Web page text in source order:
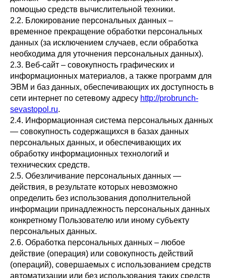
помощью средств вычислительной техники.
2.2. Блокирование персональных данных –
временное прекращение обработки персональных
данных (за исключением случаев, если обработка
необходима для уточнения персональных данных).
2.3. Веб-сайт – совокупность графических и
информационных материалов, а также программ для
ЭВМ и баз данных, обеспечивающих их доступность в
сети интернет по сетевому адресу http://probrunch-
sevastopol.ru.
2.4. Информационная система персональных данных
— совокупность содержащихся в базах данных
персональных данных, и обеспечивающих их
обработку информационных технологий и
технических средств.
2.5. Обезличивание персональных данных —
действия, в результате которых невозможно
определить без использования дополнительной
информации принадлежность персональных данных
конкретному Пользователю или иному субъекту
персональных данных.
2.6. Обработка персональных данных – любое
действие (операция) или совокупность действий
(операций), совершаемых с использованием средств
автоматизации или без использования таких средств